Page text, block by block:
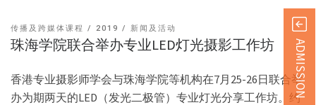
传播及跨媒体课程 2019 新闻及活动
珠海学院联合举办专业LED灯光摄影工作坊
香港专业摄影师学会与珠海学院等机构在7月25-26日联合举
办为期两天的LED（发光二极管）专业灯光分享工作坊。约
ADMISSION